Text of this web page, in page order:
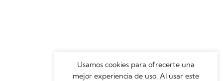
Usamos cookies para ofrecerte una
mejor experiencia de uso. Al usar este